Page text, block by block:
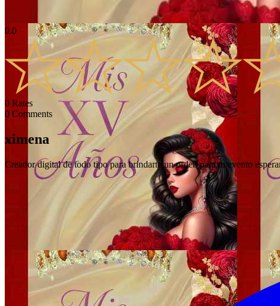
0.0
0 Rates
0 Comments
ximena
Creador digital de todo tipo para brindarte un orden para tu evento